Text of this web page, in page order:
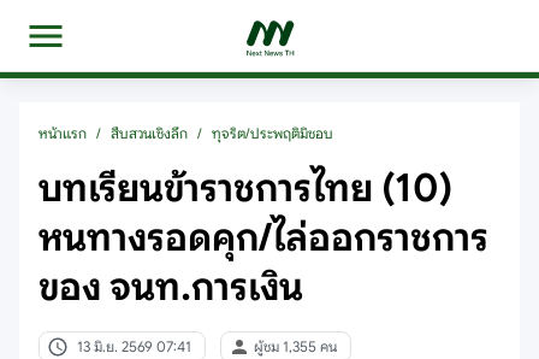
หน้าแรก / สืบสวนเชิงลึก / ทุจริต/ประพฤติมิชอบ
บทเรียนข้าราชการไทย (10)
หนทางรอดคุก/ไล่ออกราชการ
ของ จนท.การเงิน
13 มิ.ย. 2569 07:41 ผู้ชม 1,355 คน